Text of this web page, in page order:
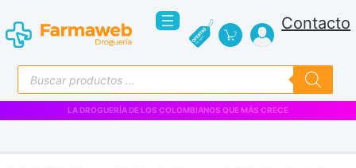
al
contenido
Contacto
Búsqueda
de
productos
VENTAS EMPRESARIALES